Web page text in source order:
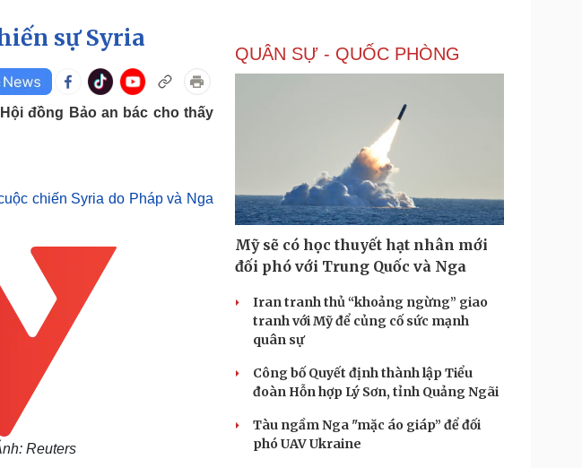
E-Magazine
Chứng khoán
Giá cà phê
tô - Xe máy
Doanh nghiệp
Vì cộng đồng
Công nghệ
Sành điệu
Tin Công nghệ
Trải nghiệm
Chuyển đổi số
Nghệ sĩ
trang
Sao Việt
Podcast
Câu chuyện thời sự
Cửa sổ tình yêu
Kể chuyện cho bé
sự Syria
đồng Bảo an bác cho thấy
chiến Syria do Pháp và Nga
Reuters
QUÂN SỰ - QUỐC PHÒNG
Mỹ sẽ có học thuyết hạt nhân mới
đối phó với Trung Quốc và Nga
Iran tranh thủ “khoảng ngừng” giao
tranh với Mỹ để củng cố sức mạnh
quân sự
Công bố Quyết định thành lập Tiểu
đoàn Hỗn hợp Lý Sơn, tỉnh Quảng Ngãi
Tàu ngầm Nga "mặc áo giáp” để đối
phó UAV Ukraine